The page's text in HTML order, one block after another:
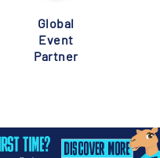
Global
Event
Partner